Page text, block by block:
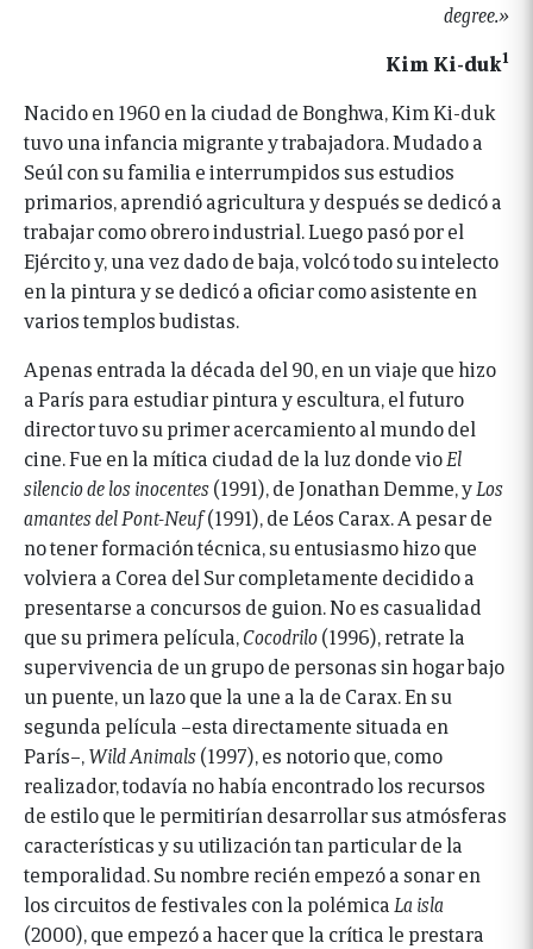
degree.»
Kim Ki-duk1
Nacido en 1960 en la ciudad de Bonghwa, Kim Ki-duk
tuvo una infancia migrante y trabajadora. Mudado a
Seúl con su familia e interrumpidos sus estudios
primarios, aprendió agricultura y después se dedicó a
trabajar como obrero industrial. Luego pasó por el
Ejército y, una vez dado de baja, volcó todo su intelecto
en la pintura y se dedicó a oficiar como asistente en
varios templos budistas.
Apenas entrada la década del 90, en un viaje que hizo
a París para estudiar pintura y escultura, el futuro
director tuvo su primer acercamiento al mundo del
cine. Fue en la mítica ciudad de la luz donde vioEl
silencio de los inocentes(1991), de Jonathan Demme, yLos
amantes del Pont-Neuf(1991), de Léos Carax. A pesar de
no tener formación técnica, su entusiasmo hizo que
volviera a Corea del Sur completamente decidido a
presentarse a concursos de guion. No es casualidad
que su primera película, Cocodrilo(1996), retrate la
supervivencia de un grupo de personas sin hogar bajo
un puente, un lazo que la une a la de Carax. En su
segunda película –esta directamente situada en
París–, Wild Animals(1997), es notorio que, como
realizador, todavía no había encontrado los recursos
de estilo que le permitirían desarrollar sus atmósferas
características y su utilización tan particular de la
temporalidad. Su nombre recién empezó a sonar en
los circuitos de festivales con la polémica La isla
(2000), que empezó a hacer que la crítica le prestara